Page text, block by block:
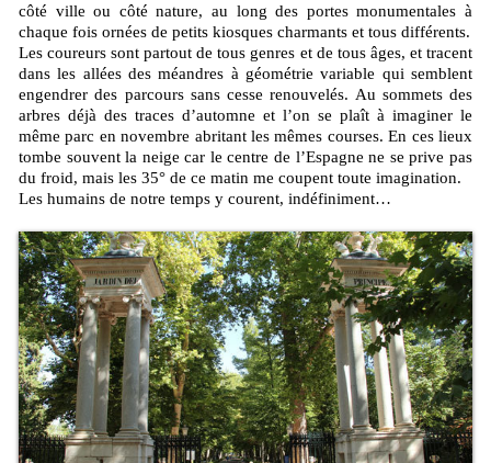
côté ville ou côté nature, au long des portes monumentales à
chaque fois ornées de petits kiosques charmants et tous différents.
Les coureurs sont partout de tous genres et de tous âges, et tracent
dans les allées des méandres à géométrie variable qui semblent
engendrer des parcours sans cesse renouvelés. Au sommets des
arbres déjà des traces d’automne et l’on se plaît à imaginer le
même parc en novembre abritant les mêmes courses. En ces lieux
tombe souvent la neige car le centre de l’Espagne ne se prive pas
du froid, mais les 35° de ce matin me coupent toute imagination.
Les humains de notre temps y courent, indéfiniment…